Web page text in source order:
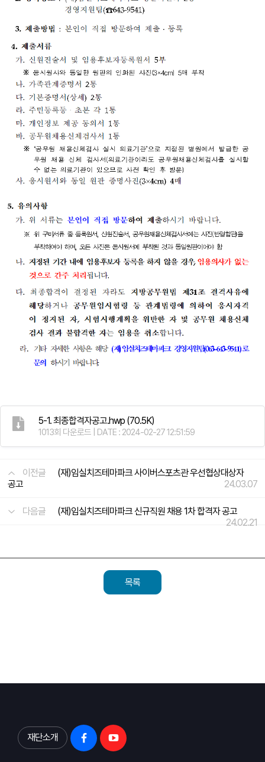
5-1. 최종합격자공고.hwp (70.5K)
1013회 다운로드 | DATE : 2024-02-27 12:51:59
이전글
(재)임실치즈테마파크 사이버스포츠관 우선협상대상자
공고
24.03.07
다음글
(재)임실치즈테마파크 신규직원 채용 1차 합격자 공고
24.02.21
목록
재단소개